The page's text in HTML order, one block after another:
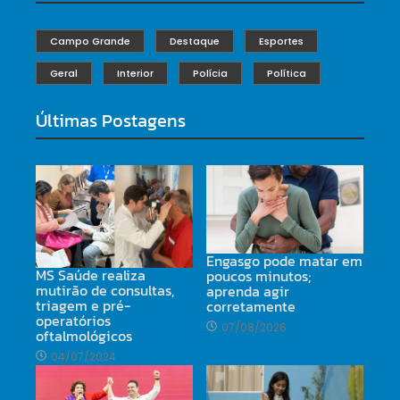
Campo Grande Destaque Esportes
Geral Interior Polícia Política
Últimas Postagens
MS Saúde realiza
mutirão de consultas,
triagem e pré-
operatórios
oftalmológicos
04/07/2024
Engasgo pode matar em
poucos minutos;
aprenda agir
corretamente
07/08/2026